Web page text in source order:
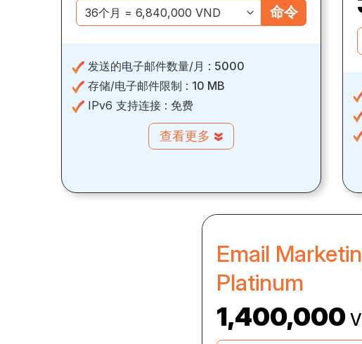
命令
发送的电子邮件数量/月 : 5000
存储/电子邮件限制 : 10 MB
IPv6 支持连接 : 免费
查看更多
Email
Platinum
1,400,000